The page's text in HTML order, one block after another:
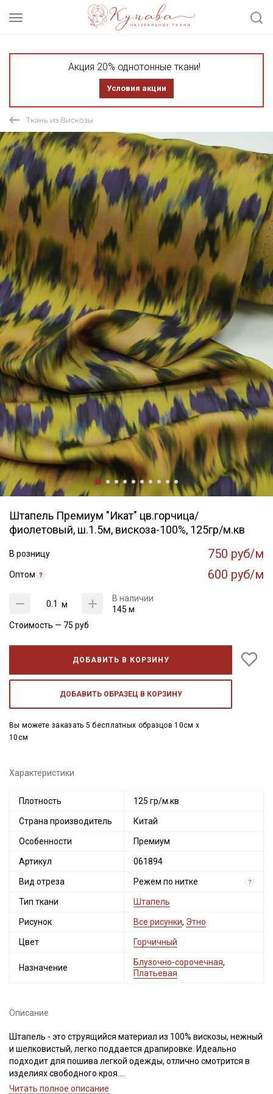
Акция 20% однотонные ткани!
Условия акции
Ткань из Вискозы
Штапель Премиум "Икат" цв.горчица/
фиолетовый, ш.1.5м, вискоза-100%, 125гр/м.кв
В розницу 750 руб/м
Оптом 600 руб/м
м
В наличии
145 м
Стоимость — 75 руб
ДОБАВИТЬ В КОРЗИНУ
ДОБАВИТЬ ОБРАЗЕЦ В КОРЗИНУ
Вы можете заказать 5 бесплатных образцов 10см x
10см
Характеристики
Плотность 125 гр/м.кв
Страна производитель Китай
Особенности Премиум
Артикул 061894
Вид отреза Режем по нитке ?
Тип ткани Штапель
Рисунок Все рисунки, Этно
Цвет Горчичный
Назначение
Блузочно-сорочечная,
Платьевая
Описание
Штапель - это струящийся материал из 100% вискозы, нежный
и шелковистый, легко поддается драпировке. Идеально
подходит для пошива легкой одежды, отлично смотрится в
изделиях свободного кроя.
Светлые и однотонные расцветки просвечивают и имеют
Читать полное описание